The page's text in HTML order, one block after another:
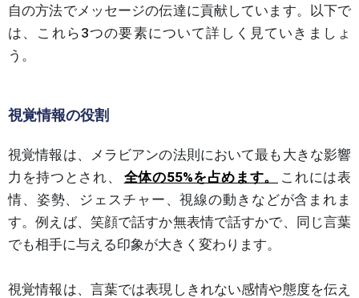
自の方法でメッセージの伝達に貢献しています。以下で
は、これら3つの要素について詳しく見ていきましょ
う。
視覚情報の役割
視覚情報は、メラビアンの法則において最も大きな影響
力を持つとされ、
全体の55%を占めます。
これには表
情、姿勢、ジェスチャー、視線の動きなどが含まれま
す。例えば、笑顔で話すか無表情で話すかで、同じ言葉
でも相手に与える印象が大きく変わります。
視覚情報は、言葉では表現しきれない感情や態度を伝え